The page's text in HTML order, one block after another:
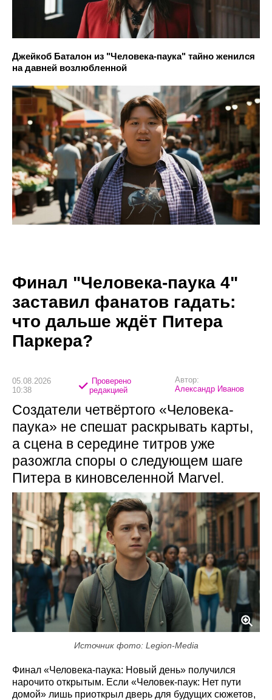
Джейкоб Баталон из "Человека-паука" тайно женился
на давней возлюбленной
Финал "Человека-паука 4"
заставил фанатов гадать:
что дальше ждёт Питера
Паркера?
05.08.2026
10:38
Проверено
редакцией
Автор:
Александр Иванов
Создатели четвёртого «Человека-
паука» не спешат раскрывать карты,
а сцена в середине титров уже
разожгла споры о следующем шаге
Питера в киновселенной Marvel.
Источник фото: Legion-Media
Финал «Человека-паука: Новый день» получился
нарочито открытым. Если «Человек-паук: Нет пути
домой» лишь приоткрыл дверь для будущих сюжетов,